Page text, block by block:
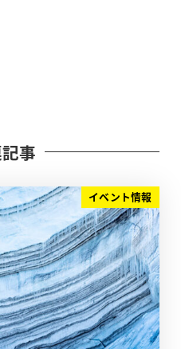
事
イベント情報